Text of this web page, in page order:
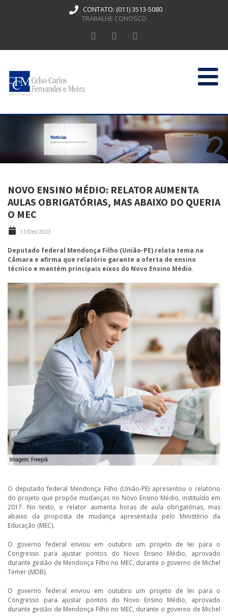
CONTATO: (011) 3513-5080
TRABALHE CONOSCO
HOME
QUEM SOMOS
ATUAÇÃO
CONTATO
NOVO ENSINO MÉDIO: RELATOR AUMENTA
AULAS OBRIGATÓRIAS, MAS ABAIXO DO QUERIA
O MEC
11/Dec/2023
Deputado federal Mendonça Filho (União-PE) relata tema na
Câmara e afirma que relatório garante a oferta de ensino
técnico e mantém principais eixos do Novo Ensino Médio.
O deputado federal Mendonça Filho (União-PE) apresentou o relatório
do projeto que propõe mudanças no Novo Ensino Médio, instituído em
2017. No texto, o relator aumenta horas de aula obrigatórias, mas
abaixo da proposta de mudança apresentada pelo Ministério da
Educação (MEC).
O governo federal enviou em outubro um projeto de lei para o
Congresso para ajustar pontos do Novo Ensino Médio, aprovado
durante gestão de Mendonça Filho no MEC, durante o governo de Michel
Temer (MDB).
O governo federal enviou em outubro um projeto de lei para o
Congresso para ajustar pontos do Novo Ensino Médio, aprovado
durante gestão de Mendonça Filho no MEC, durante o governo de Michel